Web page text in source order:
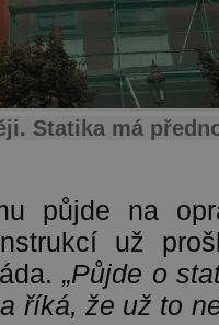
Statika má
půjde na
už
„Půjde o
říká, že už to